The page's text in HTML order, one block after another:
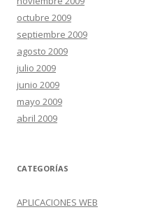
octubre 2009
septiembre 2009
agosto 2009
julio 2009
junio 2009
mayo 2009
abril 2009
CATEGORÍAS
APLICACIONES WEB